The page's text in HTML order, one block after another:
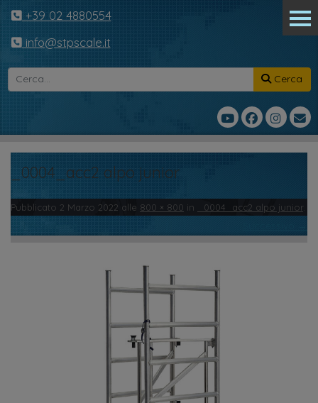
+39 02 4880554
info@stpscale.it
Cerca
_0004_acc2 alpo junior
Pubblicato 2 Marzo 2022 alle 800 × 800 in _0004_acc2 alpo junior